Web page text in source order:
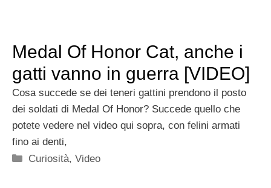
Medal Of Honor Cat, anche i
gatti vanno in guerra [VIDEO]
Cosa succede se dei teneri gattini prendono il posto
dei soldati di Medal Of Honor? Succede quello che
potete vedere nel video qui sopra, con felini armati
fino ai denti,
Categorie
Curiosità,Video